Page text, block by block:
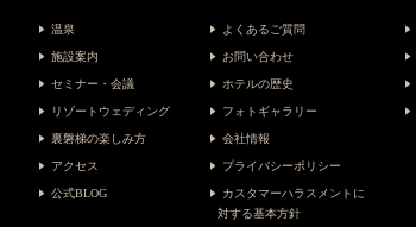
温泉
施設案内
セミナー・会議
リゾートウェディング
裏磐梯の楽しみ方
アクセス
公式BLOG
よくあるご質問
お問い合わせ
ホテルの歴史
フォトギャラリー
会社情報
プライバシーポリシー
カスタマーハラスメントに
対する基本方針